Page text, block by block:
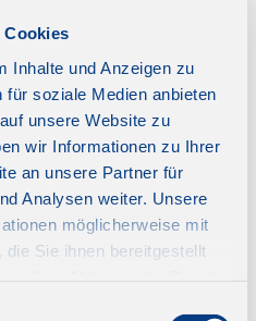
Cookies
Inhalte und Anzeigen zu
soziale Medien anbieten
unsere Website zu
wir Informationen zu Ihrer
an unsere Partner für
Analysen weiter. Unsere
möglicherweise mit
Sie ihnen bereitgestellt